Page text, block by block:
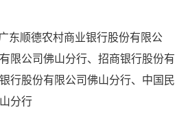
东顺德农村商业银行股份有限公
限公司佛山分行、招商银行股份有
行股份有限公司佛山分行、中国民
分行